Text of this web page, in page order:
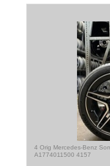
4 Orig Mercedes-Benz
A1774011500 4157